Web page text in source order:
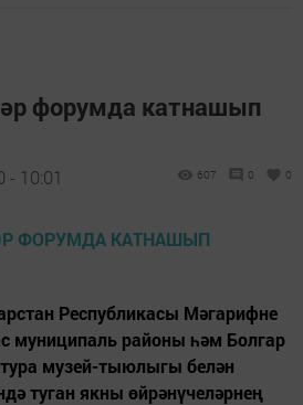
форумда катнашып
- 10:01 607 0 0
Республикасы Мәгарифне
муниципаль районы һәм Болгар
музей-тыюлыгы белән
туган якны өйрәнүчеләрнең